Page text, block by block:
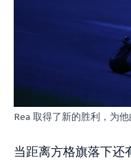
Rea 取得了新的胜利，为
当距离方格旗落下还